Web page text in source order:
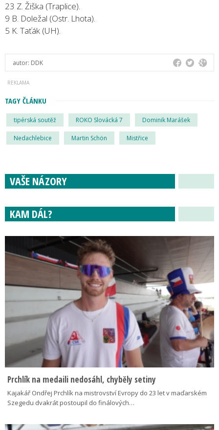
23 Z. Žiška (Traplice).
9 B. Doležal (Ostr. Lhota).
5 K. Taťák (UH).
autor: DDK
TAGY ČLÁNKU
tipérská soutěž ROKO Slovácká 7 Dominik Marášek
Nedachlebice Martin Schön Mistřice
VAŠE NÁZORY
KAM DÁL?
Prchlík na medaili nedosáhl, chyběly setiny
Kajakář Ondřej Prchlík na mistrovství Evropy do 23 let v maďarském
Szegedu dvakrát postoupil do finálových…